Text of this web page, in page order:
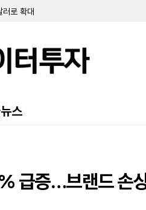
스
급증…브랜드 손